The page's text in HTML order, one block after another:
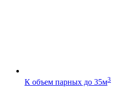
К объем парных до 35м3